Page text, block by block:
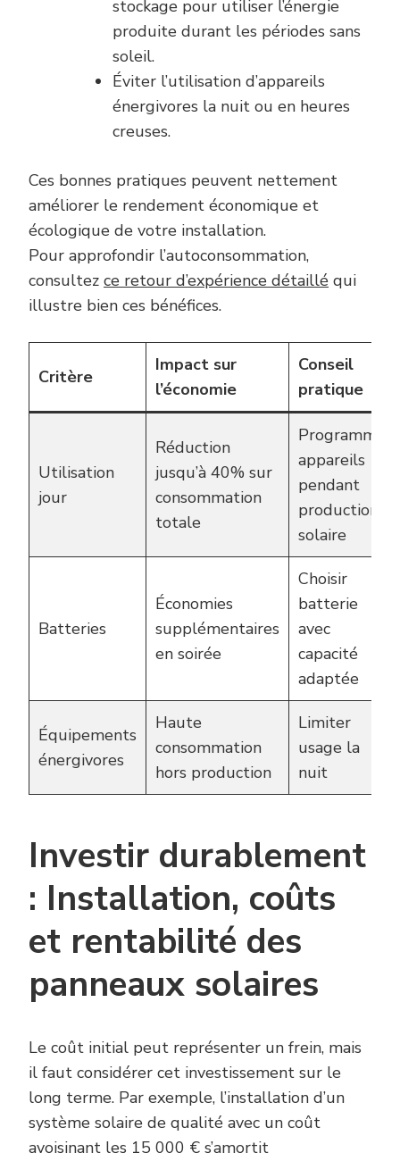
stockage pour utiliser l’énergie
produite durant les périodes sans
soleil.
Éviter l’utilisation d’appareils
énergivores la nuit ou en heures
creuses.
Ces bonnes pratiques peuvent nettement
améliorer le rendement économique et
écologique de votre installation.
Pour approfondir l’autoconsommation,
consultez ce retour d’expérience détaillé qui
illustre bien ces bénéfices.
Critère
Impact sur
l’économie
Conseil
pratique
Utilisation
jour
Réduction
jusqu’à 40% sur
consommation
totale
Programmer
appareils
pendant
production
solaire
Batteries
Économies
supplémentaires
en soirée
Choisir
batterie
avec
capacité
adaptée
Équipements
énergivores
Haute
consommation
hors production
Limiter
usage la
nuit
Investir durablement
: Installation, coûts
et rentabilité des
panneaux solaires
Le coût initial peut représenter un frein, mais
il faut considérer cet investissement sur le
long terme. Par exemple, l’installation d’un
système solaire de qualité avec un coût
avoisinant les 15 000 € s’amortit